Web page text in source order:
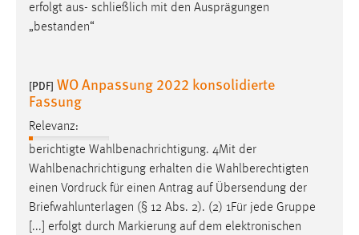
erfolgt aus- schließlich mit den Ausprägungen
„bestanden“
[PDF] WO Anpassung 2022 konsolidierte
Fassung
Relevanz:
berichtigte Wahlbenachrichtigung. 4Mit der
Wahlbenachrichtigung erhalten die Wahlberechtigten
einen Vordruck für einen Antrag auf Übersendung der
Briefwahlunterlagen (§ 12 Abs. 2). (2) 1Für jede Gruppe
[...] erfolgt durch Markierung auf dem elektronischen
Zweck:
Dieser Cookie ist notwendig um sich an der Website
Cookie Laufzeit:
24 Stunden
STATISTIK
Statistik Cookies erfassen Informationen anonym.
Diese Informationen helfen uns zu verstehen, wie
unsere Besucher unsere Website nutzen.